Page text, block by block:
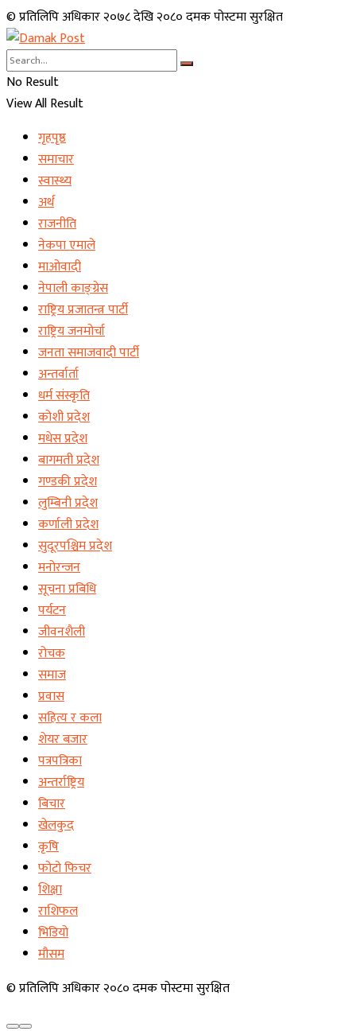
© प्रतिलिपि अधिकार २०७८ देखि २०८० दमक पोस्टमा सुरक्षित
No Result
View All Result
गृहपृष्ठ
समाचार
स्वास्थ्य
अर्थ
राजनीति
नेकपा एमाले
माओवादी
नेपाली काङ्ग्रेस
राष्ट्रिय प्रजातन्त्र पार्टी
राष्ट्रिय जनमोर्चा
जनता समाजवादी पार्टी
अन्तर्वार्ता
धर्म संस्कृति
कोशी प्रदेश
मधेस प्रदेश
बागमती प्रदेश
गण्डकी प्रदेश
लुम्बिनी प्रदेश
कर्णाली प्रदेश
सुदूरपश्चिम प्रदेश
मनोरन्जन
सूचना प्रबिधि
पर्यटन
जीवनशैली
रोचक
समाज
प्रवास
सहित्य र कला
शेयर बजार
पत्रपत्रिका
अन्तर्राष्ट्रिय
बिचार
खेलकुद
कृषि
फोटो फिचर
शिक्षा
राशिफल
भिडियो
मौसम
© प्रतिलिपि अधिकार २०८० दमक पोस्टमा सुरक्षित